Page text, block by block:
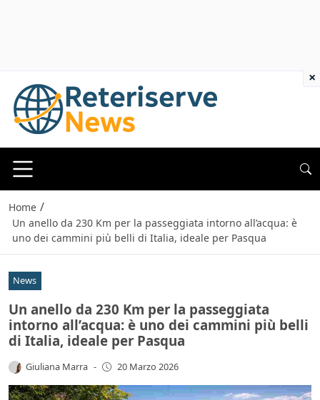
Home /
Un anello da 230 Km per la passeggiata intorno all’acqua: è
uno dei cammini più belli di Italia, ideale per Pasqua
News
Un anello da 230 Km per la passeggiata
intorno all’acqua: è uno dei cammini più belli
di Italia, ideale per Pasqua
Giuliana Marra - 20 Marzo 2026
×